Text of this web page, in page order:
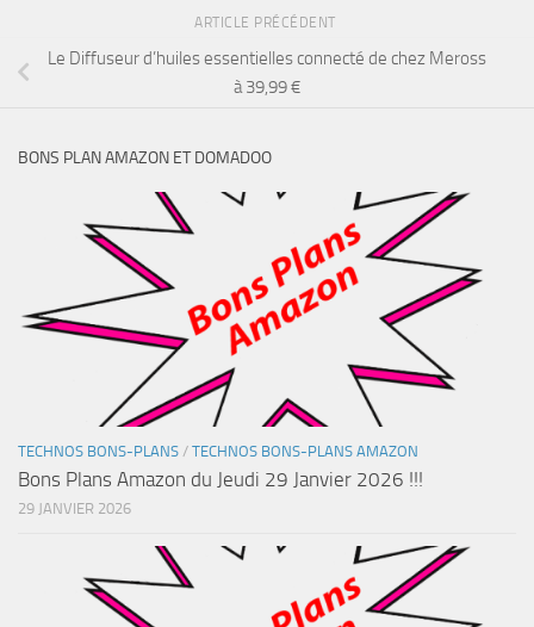
ARTICLE PRÉCÉDENT
Le Diffuseur d’huiles essentielles connecté de chez Meross
à 39,99 €
BONS PLAN AMAZON ET DOMADOO
TECHNOS BONS-PLANS / TECHNOS BONS-PLANS AMAZON
Bons Plans Amazon du Jeudi 29 Janvier 2026 !!!
29 JANVIER 2026